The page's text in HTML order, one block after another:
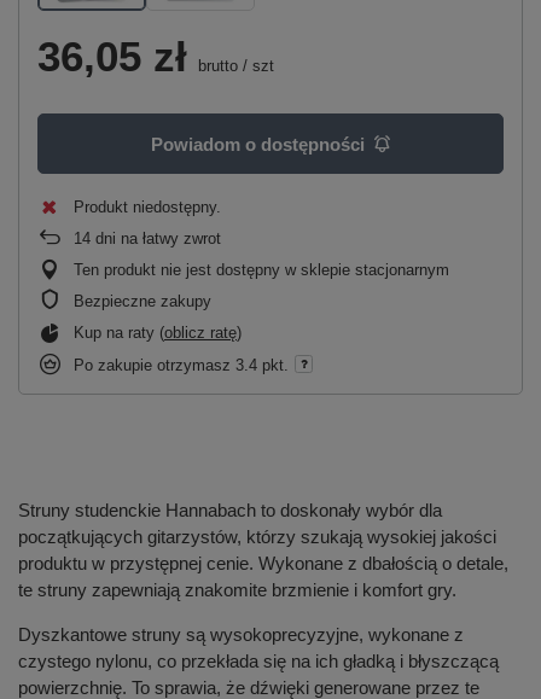
36,05 zł brutto / szt
Powiadom o dostępności
Produkt niedostępny
14 dni na łatwy zwrot
Ten produkt nie jest dostępny w sklepie stacjonarnym
Bezpieczne zakupy
Kup na raty (oblicz ratę)
Po zakupie otrzymasz 3.4 pkt.
Struny studenckie Hannabach to doskonały wybór dla
początkujących gitarzystów, którzy szukają wysokiej jakości
produktu w przystępnej cenie. Wykonane z dbałością o detale,
te struny zapewniają znakomite brzmienie i komfort gry.
Dyszkantowe struny są wysokoprecyzyjne, wykonane z
czystego nylonu, co przekłada się na ich gładką i błyszczącą
powierzchnię. To sprawia, że dźwięki generowane przez te